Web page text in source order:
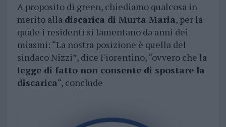
A proposito di green, chiediamo qualcosa in
merito alla discarica di Murta Maria, per la
quale i residenti si lamentano da anni dei
miasmi: “La nostra posizione è quella del
sindaco Nizzi”, dice Fiorentino, “ovvero che la
legge di fatto non consente di spostare la
discarica“, conclude